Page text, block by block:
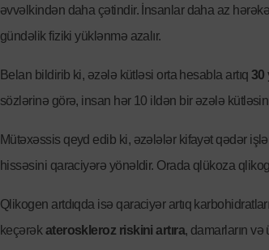
əvvəlkindən daha çətindir. İnsanlar daha az
gündəlik fiziki yüklənmə azalır.
Belan bildirib ki, əzələ kütləsi orta hesabla artıq 30
sözlərinə görə, insan hər 10 ildən bir əzələ
Mütəxəssis qeyd edib ki, əzələlər kifayət qədər
hissəsini qaraciyərə yönəldir. Orada qlükoza
Qlikogen artdıqda isə qaraciyər artıq
keçərək ateroskleroz riskini artıra, damarların